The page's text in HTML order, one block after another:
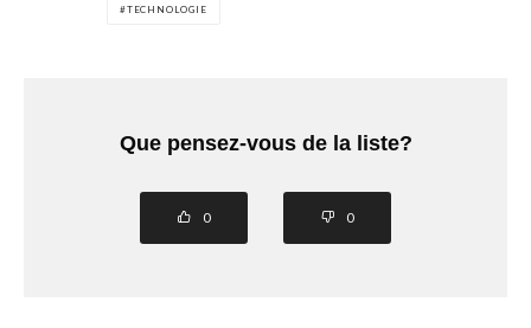
TECHNOLOGIE
Que pensez-vous de la liste?
0 0